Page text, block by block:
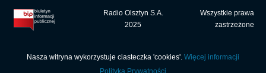
Radio Olsztyn S.A.
2025
Wszystkie prawa
zastrzeżone
Nasza witryna wykorzystuje ciasteczka 'cookies'. Więcej informacji